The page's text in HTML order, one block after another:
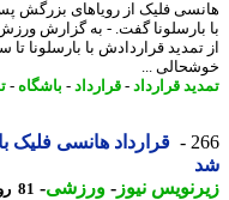
فلیک از رویاهای بزرگش پس از
گفت. - به گزارش ورزش سه
...
قرارداد -قرارداد -باشگاه-تمدید
قرارداد هانسی فلیک با
نیوز-ورزشی-
81 روز